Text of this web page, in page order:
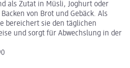
als Zutat in Müsli, Joghurt oder
von Brot und Gebäck. Als
bereichert sie den täglichen
und sorgt für Abwechslung in der